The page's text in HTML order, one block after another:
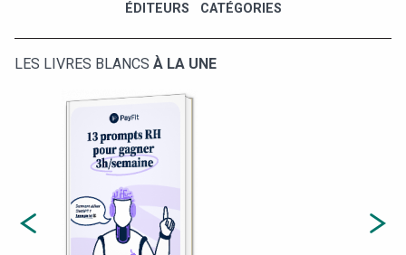
ÉDITEURS CATÉGORIES
LES LIVRES BLANCS À LA UNE